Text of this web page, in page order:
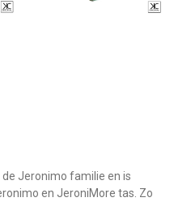
Jeronimo familie en is
en JeroniMore tas. Zo